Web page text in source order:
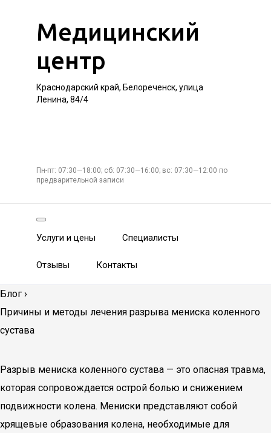
Медицинский
центр
Краснодарский край, Белореченск, улица
Ленина, 84/4
Пн-пт: 07:30—18:00; сб: 07:30—16:00; вс: 07:30—12:00 по
предварительной записи
Услуги и цены Специалисты
Отзывы Контакты
Блог ›
Причины и методы лечения разрыва мениска коленного
сустава
Разрыв мениска коленного сустава — это опасная травма,
которая сопровождается острой болью и снижением
подвижности колена. Мениски представляют собой
хрящевые образования колена, необходимые для